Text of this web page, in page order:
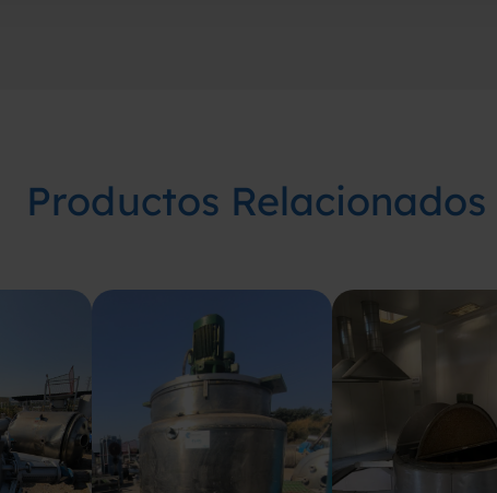
Productos Relacionados